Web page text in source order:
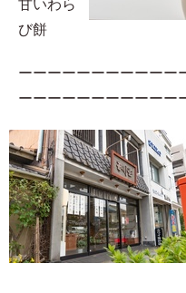
甘いわら
び餅
ーーーーーーーーーーー
ーーーーーーーーーーー